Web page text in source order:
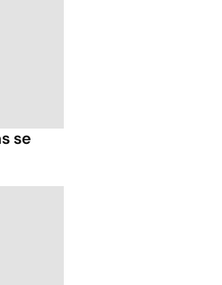
se